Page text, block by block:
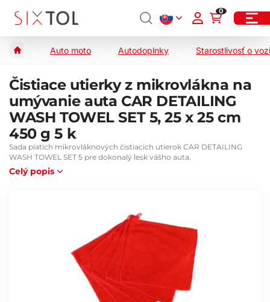
0
Auto moto Autodoplnky Starostlivosť o
Čistiace utierky z mikrovlákna na
umývanie auta CAR DETAILING
WASH TOWEL SET 5, 25 x 25 cm
450 g 5 k
Sada piatich mikrovláknových čistiacich utierok CAR DETAILING
WASH TOWEL SET 5 pre dokonalý lesk vášho auta.
Celý popis